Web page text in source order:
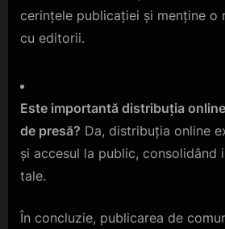
cerințele publicației și menține o
cu editorii.
Este importantă distribuția
de presă? Da, distribuția online
și accesul la public, consolidând
tale.
În concluzie, publicarea de